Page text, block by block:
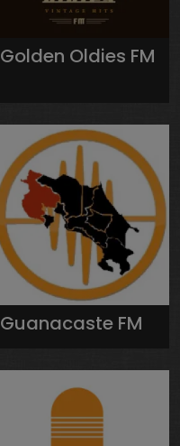
Golden Oldies FM
Guanacaste FM